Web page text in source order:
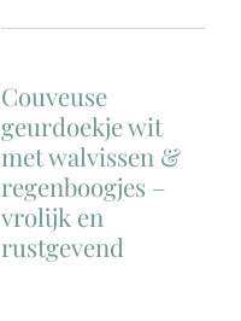
Couveuse
geurdoekje wit
met walvissen &
regenboogjes –
vrolijk en
rustgevend